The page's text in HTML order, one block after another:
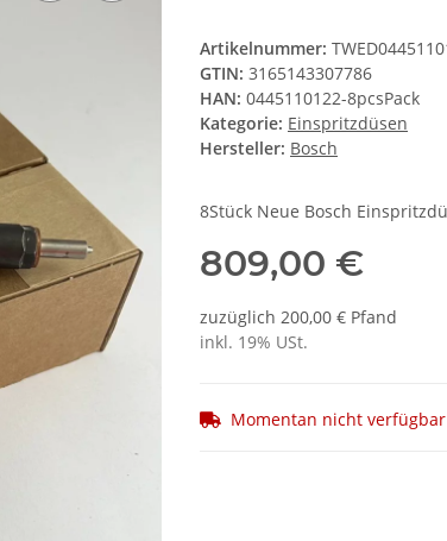
Artikelnummer:
GTIN: 3165143307786
HAN: 0445110122-8pcsPack
Kategorie: Einspritzdüsen
Hersteller: Bosch
8Stück Neue Bosch
809,00 €
zuzüglich 200,00 € Pfand
inkl. 19% USt.
Momentan nicht verfügbar